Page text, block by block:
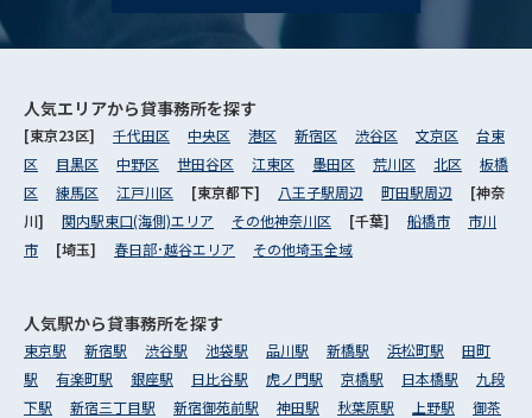
人気エリアから貸事務所を探す
[東京23区] 千代田区 中央区 港区 新宿区 渋谷区 文京区
台東
区
目黒区 中野区 世田谷区 江東区 墨田区 荒川区 北区
板橋
区
練馬区 江戸川区 [東京都下] 八王子駅周辺 町田駅周辺
[神奈
川] 関内駅東口(海側)エリア その他神奈川区 [千葉] 船橋市
市川
市
[埼玉] 春日部･越谷エリア その他埼玉全域
人気駅から貸事務所を探す
東京駅 新宿駅 渋谷駅 池袋駅 品川駅 新橋駅 浜松町駅
田町
駅
有楽町駅 銀座駅 日比谷駅 虎ノ門駅 京橋駅 日本橋駅
九段
下駅
新宿三丁目駅 新宿御苑前駅 神田駅 秋葉原駅 上野駅
御茶